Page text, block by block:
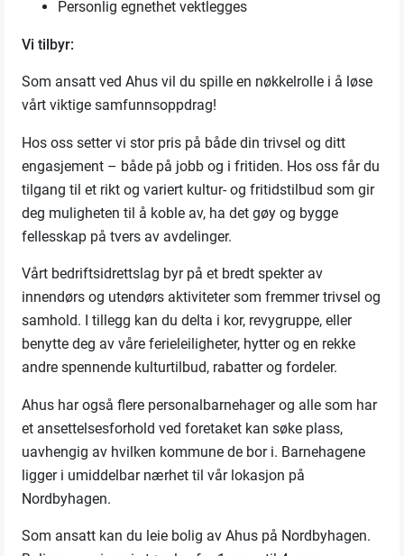
Personlig egnethet vektlegges
Vi tilbyr:
Som ansatt ved Ahus vil du spille en nøkkelrolle i å løse
vårt viktige samfunnsoppdrag!
Hos oss setter vi stor pris på både din trivsel og ditt
engasjement – både på jobb og i fritiden. Hos oss får du
tilgang til et rikt og variert kultur- og fritidstilbud som gir
deg muligheten til å koble av, ha det gøy og bygge
fellesskap på tvers av avdelinger.
Vårt bedriftsidrettslag byr på et bredt spekter av
innendørs og utendørs aktiviteter som fremmer trivsel og
samhold. I tillegg kan du delta i kor, revygruppe, eller
benytte deg av våre ferieleiligheter, hytter og en rekke
andre spennende kulturtilbud, rabatter og fordeler.
Ahus har også flere personalbarnehager og alle som har
et ansettelsesforhold ved foretaket kan søke plass,
uavhengig av hvilken kommune de bor i. Barnehagene
ligger i umiddelbar nærhet til vår lokasjon på
Nordbyhagen.
Som ansatt kan du leie bolig av Ahus på Nordbyhagen.